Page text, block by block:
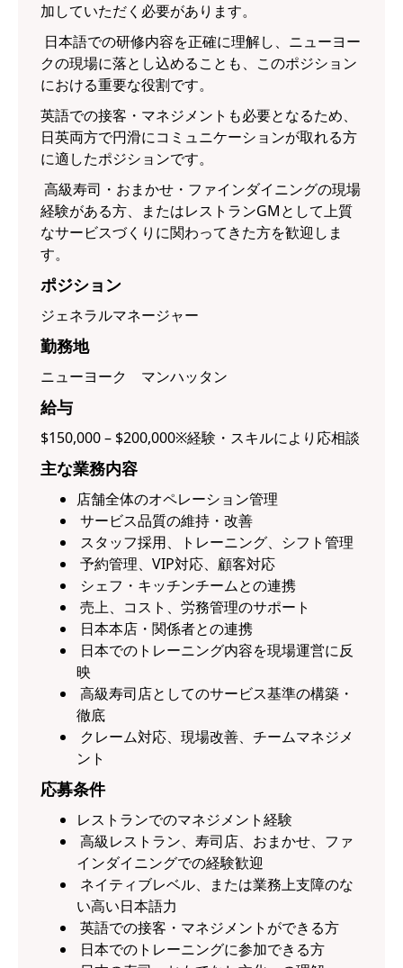
加していただく必要があります。
日本語での研修内容を正確に理解し、ニューヨー
クの現場に落とし込めることも、このポジション
における重要な役割です。
英語での接客・マネジメントも必要となるため、
日英両方で円滑にコミュニケーションが取れる方
に適したポジションです。
高級寿司・おまかせ・ファインダイニングの現場
経験がある方、またはレストランGMとして上質
なサービスづくりに関わってきた方を歓迎しま
す。
ポジション
ジェネラルマネージャー
勤務地
ニューヨーク マンハッタン
給与
$150,000 – $200,000※経験・スキルにより応相談
主な業務内容
店舗全体のオペレーション管理
サービス品質の維持・改善
スタッフ採用、トレーニング、シフト管理
予約管理、VIP対応、顧客対応
シェフ・キッチンチームとの連携
売上、コスト、労務管理のサポート
日本本店・関係者との連携
日本でのトレーニング内容を現場運営に反
映
高級寿司店としてのサービス基準の構築・
徹底
クレーム対応、現場改善、チームマネジメ
ント
応募条件
レストランでのマネジメント経験
高級レストラン、寿司店、おまかせ、ファ
インダイニングでの経験歓迎
ネイティブレベル、または業務上支障のな
い高い日本語力
英語での接客・マネジメントができる方
日本でのトレーニングに参加できる方